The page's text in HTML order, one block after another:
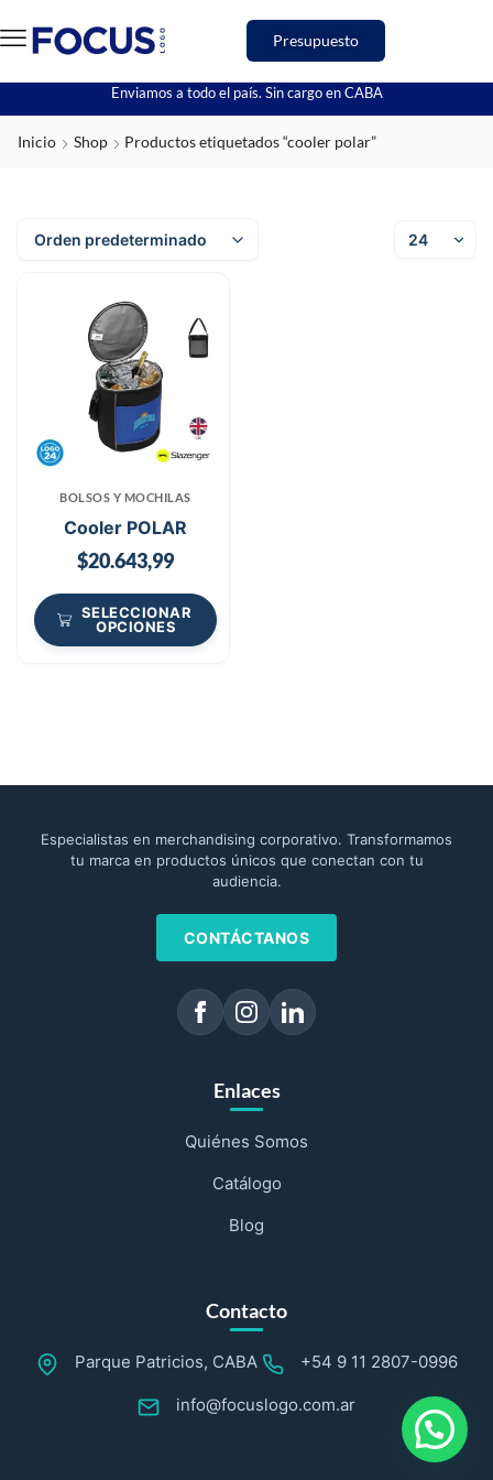
Presupuesto
Enviamos a todo el país. Sin cargo en CABA
Inicio Shop Productos etiquetados “cooler polar”
BOLSOS Y MOCHILAS
Cooler POLAR
$20.643,99
SELECCIONAR
OPCIONES
Especialistas en merchandising corporativo. Transformamos
tu marca en productos únicos que conectan con tu
audiencia.
CONTÁCTANOS
Enlaces
Quiénes Somos
Catálogo
Blog
Contacto
Parque Patricios, CABA +54 9 11 2807-0996
info@focuslogo.com.ar